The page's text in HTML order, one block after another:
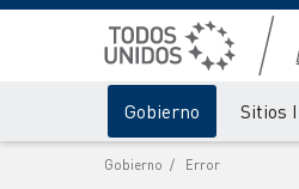
Gobierno Sitios
Gobierno Error